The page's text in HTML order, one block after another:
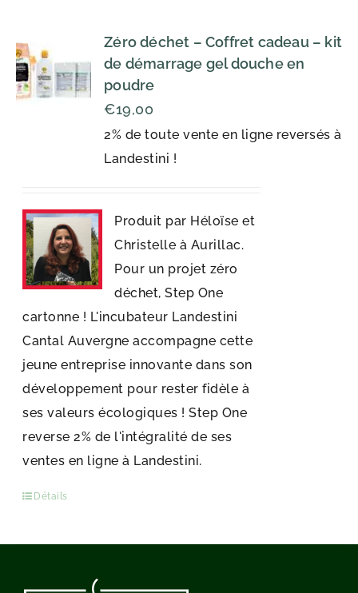
Zéro déchet – Coffret cadeau – kit
de démarrage gel douche en
poudre
2% de toute vente en ligne reversés à
Landestini !
€19,00
Produit par Héloïse et
Christelle à Aurillac.
Pour un projet zéro
déchet, Step One
cartonne ! L'incubateur Landestini
Cantal Auvergne accompagne cette
jeune entreprise innovante dans son
développement pour rester fidèle à
ses valeurs écologiques ! Step One
reverse 2% de l'intégralité de ses
ventes en ligne à Landestini.
Détails